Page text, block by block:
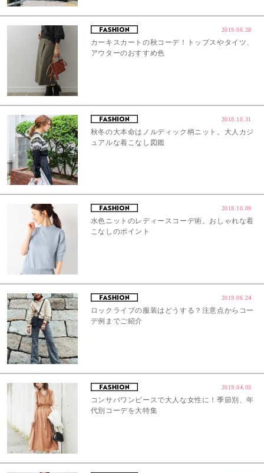
2019.06.28
カーキスカートの秋コーデ！トップスやタイツ、
アウターのおすすめ色
2018.10.31
秋冬の大本命はノルディック柄ニット。大人カジ
ュアルな着こなし図鑑
2018.10.09
水色ニットのレディースコーデ術。おしゃれな着
こなしのポイント
2019.06.24
ロックライブの服装はどうする？注意点からコー
デ例までご紹介
2019.04.03
コンサバワンピースで大人な女性に！季節別、年
代別コーデを大特集